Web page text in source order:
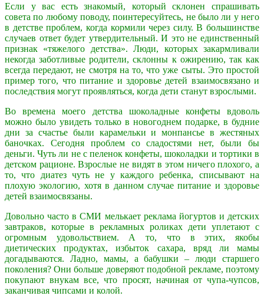
Если у вас есть знакомый, который склонен спрашивать
совета по любому поводу, поинтересуйтесь, не было ли у него
в детстве проблем, когда кормили через силу. В большинстве
случаев ответ будет утвердительный. И это не единственный
признак «тяжелого детства». Люди, которых закармливали
некогда заботливые родители, склонны к ожирению, так как
всегда передают, не смотря на то, что уже сыты. Это простой
пример того, что питание и здоровье детей взаимосвязано и
последствия могут проявляться, когда дети станут взрослыми.
Во времена моего детства шоколадные конфеты вдоволь
можно было увидеть только в новогоднем подарке, в будние
дни за счастье были карамельки и монпансье в жестяных
баночках. Сегодня проблем со сладостями нет, были бы
деньги. Чуть ли не с пеленок конфеты, шоколадки и тортики в
детском рационе. Взрослые не видят в этом ничего плохого, а
то, что диатез чуть не у каждого ребенка, списывают на
плохую экологию, хотя в данном случае питание и здоровье
детей взаимосвязаны.
Довольно часто в СМИ мелькает реклама йогуртов и детских
завтраков, которые в рекламных роликах дети уплетают с
огромным удовольствием. А то, что в этих, якобы
диетических продуктах, избыток сахара, вряд ли мамы
догадываются. Ладно, мамы, а бабушки – люди старшего
поколения? Они больше доверяют подобной рекламе, поэтому
покупают внукам все, что просят, начиная от чупа-чупсов,
заканчивая чипсами и колой.